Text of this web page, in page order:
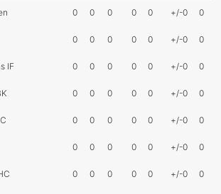
0 0 0 0 0 +/-0 0
0 0 0 0 0 +/-0 0
IF 0 0 0 0 0 +/-0 0
0 0 0 0 0 +/-0 0
0 0 0 0 0 +/-0 0
0 0 0 0 0 +/-0 0
0 0 0 0 0 +/-0 0